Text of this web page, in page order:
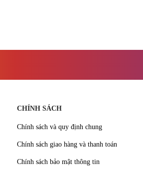
CHÍNH SÁCH
Chính sách và quy định chung
Chính sách giao hàng và thanh toán
Chính sách bảo mật thông tin